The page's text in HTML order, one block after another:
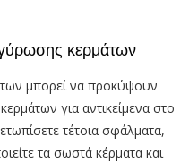
κερμάτων
μπορεί να προκύψουν
για αντικείμενα στο
τέτοια σφάλματα,
τα σωστά κέρματα και